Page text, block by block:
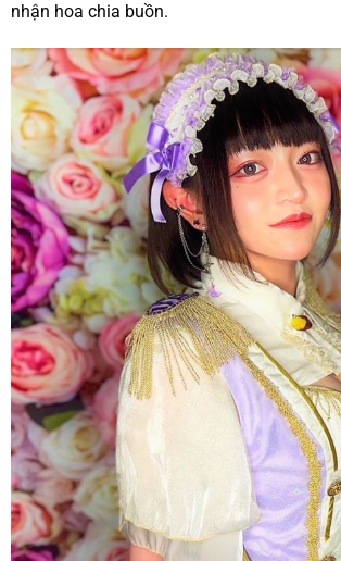
nhận hoa chia buồn.